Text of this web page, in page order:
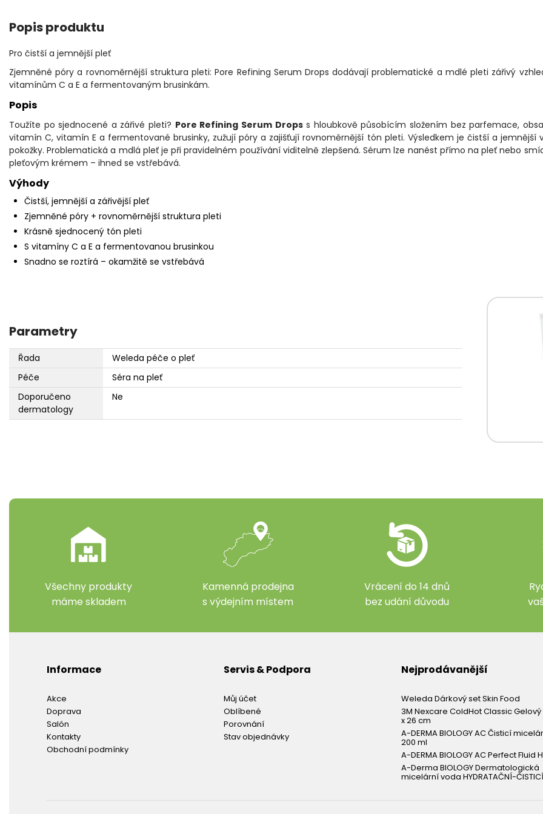
Popis produktu
Pro čistší a jemnější pleť
Zjemněné póry a rovnoměrnější struktura pleti: Pore Refining Serum Drops dodávají problematické a mdlé pleti zářivý
vitamínům C a E a fermentovaným brusinkám.
Popis
Toužíte po sjednocené a zářivé pleti? Pore Refining Serum Dropss hloubkově působícím složením bez parfemace,
vitamín C, vitamín E a fermentované brusinky, zužují póry a zajišťují rovnoměrnější tón pleti. Výsledkem je čistší a jemnější
pokožky. Problematická a mdlá pleť je při pravidelném používání viditelně zlepšená. Sérum lze nanést přímo na pleť nebo
pleťovým krémem – ihned se vstřebává.
Výhody
Čistší, jemnější a zářivější pleť
Zjemněné póry + rovnoměrnější struktura pleti
Krásně sjednocený tón pleti
S vitamíny C a E a fermentovanou brusinkou
Snadno se roztírá – okamžitě se vstřebává
Parametry
Řada
Weleda péče o pleť
Péče
Séra na pleť
Doporučeno
dermatology
Ne
Všechny produkty
máme skladem
Kamenná prodejna
s výdejním místem
Vrácení do 14 dnů
bez udání důvodu
Informace
Akce
Doprava
Salón
Kontakty
Obchodní podmínky
Servis & Podpora
Můj účet
Oblíbené
Porovnání
Stav objednávky
Nejprodávanější
Weleda Dárkový set Skin Food
3M Nexcare ColdHot Classic Gelový
x 26 cm
A-DERMA BIOLOGY AC Čisticí
200 ml
A-DERMA BIOLOGY AC Perfect Fluid
A-Derma BIOLOGY Dermatologická
micelární voda HYDRATAČNÍ-